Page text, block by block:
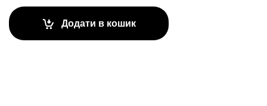
t
i
Додати в кошик